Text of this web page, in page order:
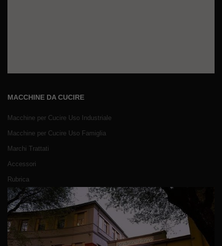
MACCHINE DA CUCIRE
Macchine per Cucire Uso Industriale
Macchine per Cucire Uso Famiglia
Marchi Trattati
Accessori
Rubrica